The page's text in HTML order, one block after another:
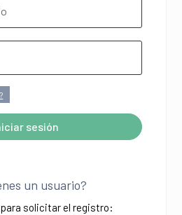
sesión
un usuario?
para solicitar el registro: